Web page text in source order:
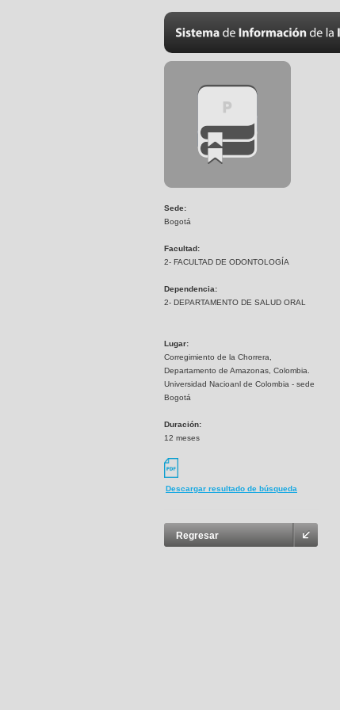
Sede:
Bogotá
Facultad:
2- FACULTAD DE ODONTOLOGÍA
Dependencia:
2- DEPARTAMENTO DE SALUD ORAL
Lugar:
Corregimiento de la Chorrera,
Departamento de Amazonas, Colombia.
Universidad Nacioanl de Colombia - sede
Bogotá
Duración:
12 meses
Descargar resultado de búsqueda
Regresar